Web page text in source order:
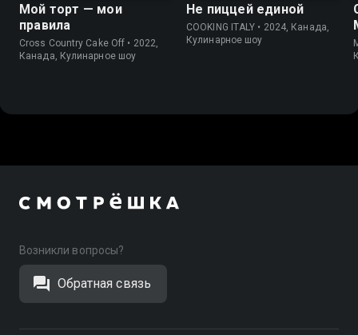
Мой торт — мои
правила
Cross Country Cake Off • 2022,
Канада, Кулинарное шоу
Не пиццей единой
COOKING ITALY • 2024, Канада,
Кулинарное шоу
Возникли вопросы?
Обратная связь